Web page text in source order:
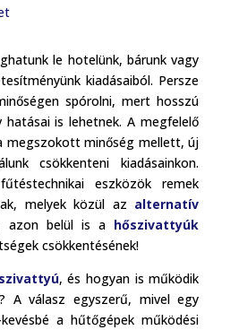
le hotelünk, bárunk vagy
kiadásaiból. Persze
spórolni, mert hosszú
is lehetnek. A megfelelő
megszokott minőség mellett, új
csökkenteni kiadásainkon.
eszközök remek
melyek közül az alternatív
azon belül is a hőszivattyúk
csökkentésének!
, és hogyan is működik
A válasz egyszerű, mivel egy
a hűtőgépek működési